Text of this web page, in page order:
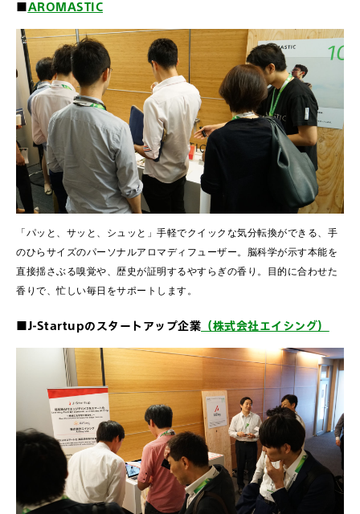
■AROMASTIC
「パッと、サッと、シュッと」手軽でクイックな気分転換ができる、手
のひらサイズのパーソナルアロマディフューザー。脳科学が示す本能を
直接揺さぶる嗅覚や、歴史が証明するやすらぎの香り。目的に合わせた
香りで、忙しい毎日をサポートします。
■J-Startupのスタートアップ企業 （株式会社エイシング）